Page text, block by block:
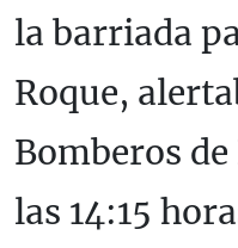
la barriada
Roque,
Bomberos
las 14:15